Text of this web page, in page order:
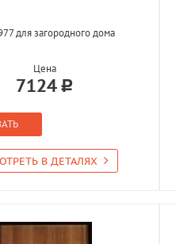
для загородного дома
Цена
7124
В ДЕТАЛЯХ